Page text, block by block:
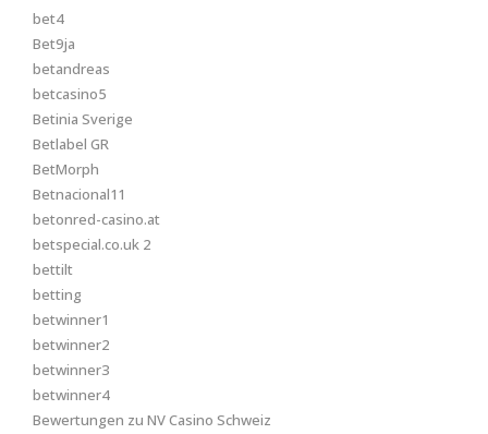
bet4
Bet9ja
betandreas
betcasino5
Betinia Sverige
Betlabel GR
BetMorph
Betnacional11
betonred-casino.at
betspecial.co.uk 2
bettilt
betting
betwinner1
betwinner2
betwinner3
betwinner4
Bewertungen zu NV Casino Schweiz